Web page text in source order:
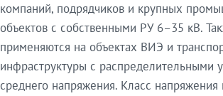
компаний, подрядчиков и крупных
объектов с собственными РУ 6–35 кВ.
применяются на объектах ВИЭ и
инфраструктуры с распределительными
среднего напряжения. Класс напряжения